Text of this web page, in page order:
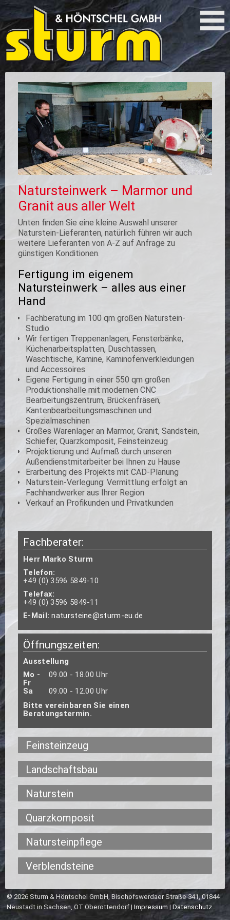
Natursteinwerk – Marmor und
Granit aus aller Welt
Unten finden Sie eine kleine Auswahl unserer
Naturstein-Lieferanten, natürlich führen wir auch
weitere Lieferanten von A-Z auf Anfrage zu
günstigen Konditionen.
Fertigung im eigenem
Natursteinwerk – alles aus einer
Hand
Fachberatung im 100 qm großen Naturstein-
Studio
Wir fertigen Treppenanlagen, Fensterbänke,
Küchenarbeitsplatten, Duschtassen,
Waschtische, Kamine, Kaminofenverkleidungen
und Accessoires
Eigene Fertigung in einer 550 qm großen
Produktionshalle mit modernen CNC
Bearbeitungszentrum, Brückenfräsen,
Kantenbearbeitungsmaschinen und
Spezialmaschinen
Großes Warenlager an Marmor, Granit, Sandstein,
Schiefer, Quarzkomposit, Feinsteinzeug
Projektierung und Aufmaß durch unseren
Außendienstmitarbeiter bei Ihnen zu Hause
Erarbeitung des Projekts mit CAD-Planung
Naturstein-Verlegung: Vermittlung erfolgt an
Fachhandwerker aus Ihrer Region
Verkauf an Profikunden und Privatkunden
Fachberater:
Herr Marko Sturm
Telefon:
+49 (0) 3596 5849-10
Telefax:
+49 (0) 3596 5849-11
E-Mail: natursteine@sturm-eu.de
Öffnungszeiten:
Ausstellung
Mo -
Fr
09.00 - 18.00 Uhr
Sa
09.00 - 12.00 Uhr
Bitte vereinbaren Sie einen
Beratungstermin.
Feinsteinzeug
Landschaftsbau
Naturstein
Quarzkomposit
Natursteinpflege
Verblendsteine
© 2026 Sturm & Höntschel GmbH, Bischofswerdaer Straße 341, 01844
Neustadt in Sachsen, OT Oberottendorf | Impressum | Datenschutz